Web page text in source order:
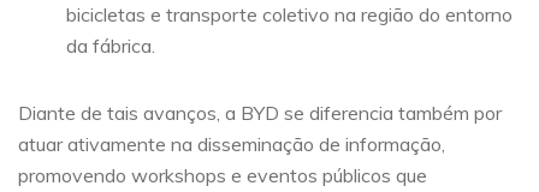
bicicletas e transporte coletivo na região do entorno
da fábrica.
Diante de tais avanços, a BYD se diferencia também por
atuar ativamente na disseminação de informação,
promovendo workshops e eventos públicos que